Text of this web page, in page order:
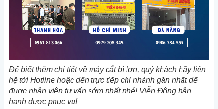
Để biết thêm chi tiết về máy cắt bì lợn, quý khách hãy liên
hệ tới Hotline hoặc đến trực tiếp chi nhánh gần nhất để
được nhân viên tư vấn sớm nhất nhé! Viễn Đông hân
hạnh được phục vụ!